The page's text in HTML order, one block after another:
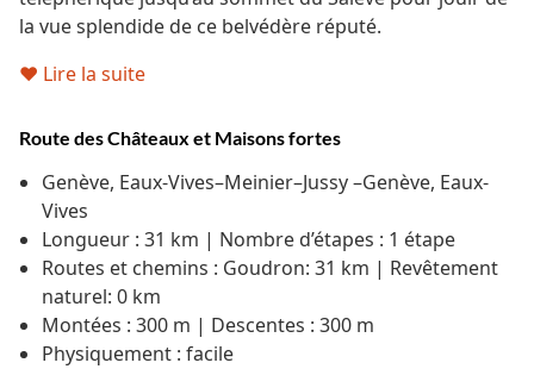
la vue splendide de ce belvédère réputé.
♥ Lire la suite
Route des Châteaux et Maisons fortes
Genève, Eaux-Vives–Meinier–Jussy –Genève, Eaux-
Vives
Longueur : 31 km | Nombre d’étapes : 1 étape
Routes et chemins : Goudron: 31 km | Revêtement
naturel: 0 km
Montées : 300 m | Descentes : 300 m
Physiquement : facile